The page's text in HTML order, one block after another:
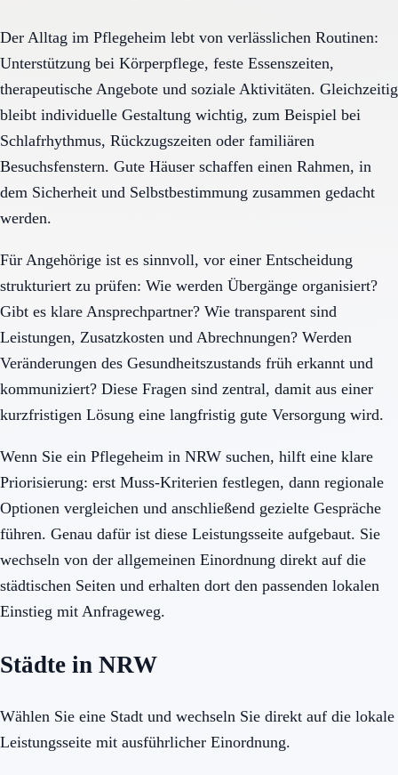
Der Alltag im Pflegeheim lebt von verlässlichen Routinen:
Unterstützung bei Körperpflege, feste Essenszeiten,
therapeutische Angebote und soziale Aktivitäten. Gleichzeitig
bleibt individuelle Gestaltung wichtig, zum Beispiel bei
Schlafrhythmus, Rückzugszeiten oder familiären
Besuchsfenstern. Gute Häuser schaffen einen Rahmen, in
dem Sicherheit und Selbstbestimmung zusammen gedacht
werden.
Für Angehörige ist es sinnvoll, vor einer Entscheidung
strukturiert zu prüfen: Wie werden Übergänge organisiert?
Gibt es klare Ansprechpartner? Wie transparent sind
Leistungen, Zusatzkosten und Abrechnungen? Werden
Veränderungen des Gesundheitszustands früh erkannt und
kommuniziert? Diese Fragen sind zentral, damit aus einer
kurzfristigen Lösung eine langfristig gute Versorgung wird.
Wenn Sie ein Pflegeheim in NRW suchen, hilft eine klare
Priorisierung: erst Muss-Kriterien festlegen, dann regionale
Optionen vergleichen und anschließend gezielte Gespräche
führen. Genau dafür ist diese Leistungsseite aufgebaut. Sie
wechseln von der allgemeinen Einordnung direkt auf die
städtischen Seiten und erhalten dort den passenden lokalen
Einstieg mit Anfrageweg.
Städte in NRW
Wählen Sie eine Stadt und wechseln Sie direkt auf die lokale
Leistungsseite mit ausführlicher Einordnung.